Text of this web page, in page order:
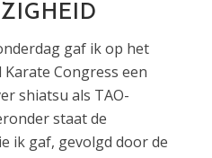
gaf ik op het
Congress een
shiatsu als TAO-
staat de
ik gaf, gevolgd door de